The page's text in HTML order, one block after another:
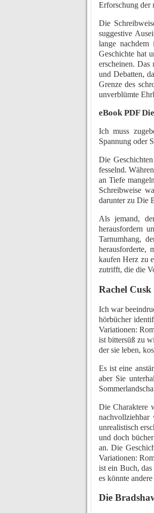
Erforschung der
Die
suggestive
lange
Geschichte hat
erscheinen. Das
und Debatten,
Grenze des
unverblümte
eBook PDF
Ich muss
Spannung oder
Die
fesselnd.
an Tiefe
Schreibweise
darunter zu Die
Als jemand,
herausfordern
Tarnumhang,
herausforderte,
kaufen Herz zu
zutrifft, die die
Rachel Cusk
Ich war
hörbücher
Variationen:
ist bittersüß zu
der sie leben,
Es ist eine
aber Sie
Die Charaktere
unrealistisch
und doch
an. Die
Variationen:
ist ein Buch,
es könnte
Die